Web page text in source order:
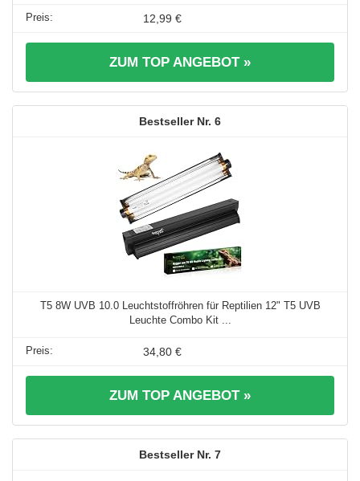
12,99 €
ZUM TOP ANGEBOT »
6
T5 8W UVB 10.0 Leuchtstoffröhren für Reptilien 12" T5 UVB
Leuchte Combo Kit ...
34,80 €
ZUM TOP ANGEBOT »
7